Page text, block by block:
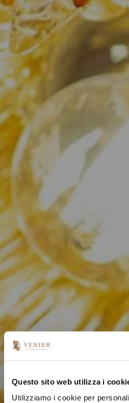
Questo sito web utilizza i
Utilizziamo i cookie per